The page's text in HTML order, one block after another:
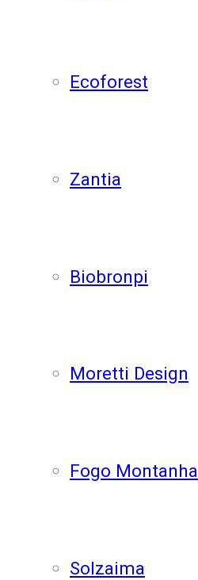
Ecoforest
Zantia
Biobronpi
Moretti Design
Fogo Montanha
Solzaima